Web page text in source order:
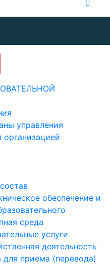
управления
организацией
обеспечение и
среда
услуги
деятельность
для приема (перевода)